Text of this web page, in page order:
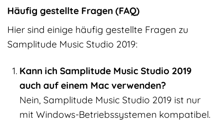
Häufig gestellte Fragen (FAQ)
Hier sind einige häufig gestellte Fragen zu
Samplitude Music Studio 2019:
Kann ich Samplitude Music Studio 2019
auch auf einem Mac verwenden?
Nein, Samplitude Music Studio 2019 ist nur
mit Windows-Betriebssystemen kompatibel.